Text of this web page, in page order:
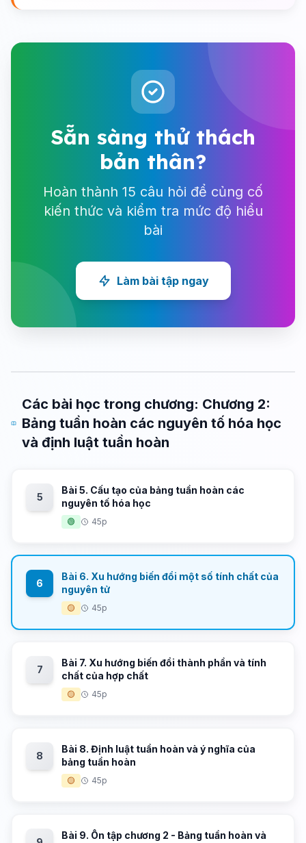
Sẵn sàng thử thách
bản thân?
Hoàn thành 15 câu hỏi để củng cố
kiến thức và kiểm tra mức độ hiểu
bài
Làm bài tập ngay
Các bài học trong chương: Chương 2:
Bảng tuần hoàn các nguyên tố hóa học
và định luật tuần hoàn
5
Bài 5. Cấu tạo của bảng tuần hoàn các
nguyên tố hóa học
🟢 45p
6
Bài 6. Xu hướng biến đổi một số tính chất của
nguyên tử
🟡 45p
7
Bài 7. Xu hướng biến đổi thành phần và tính
chất của hợp chất
🟡 45p
8
Bài 8. Định luật tuần hoàn và ý nghĩa của
bảng tuần hoàn
🟡 45p
Bài 9. Ôn tập chương 2 - Bảng tuần hoàn và